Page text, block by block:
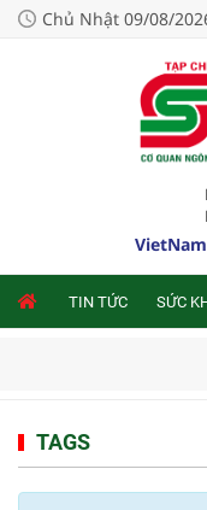
Chủ Nhật 09/08/
TIN TỨC SỨC
TAGS